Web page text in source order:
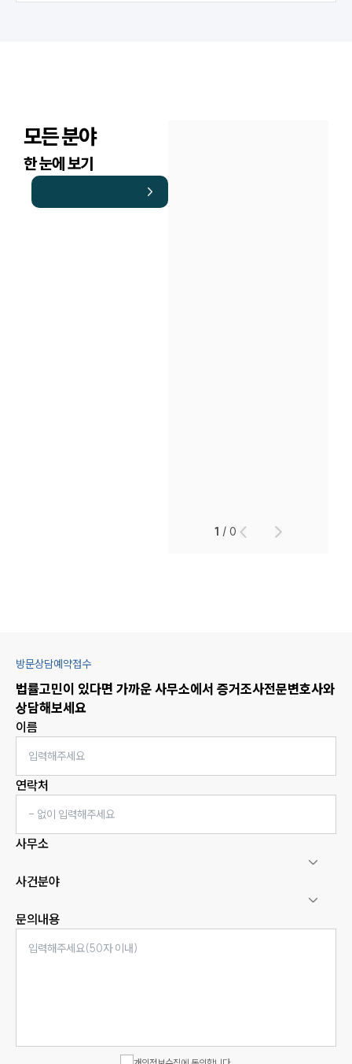
모든 분야
한 눈에 보기
1 /0
방문상담예약접수
법률고민이 있다면 가까운 사무소에서 증거조사전문변호사와
상담해보세요
이름
연락처
사무소
사건분야
문의내용